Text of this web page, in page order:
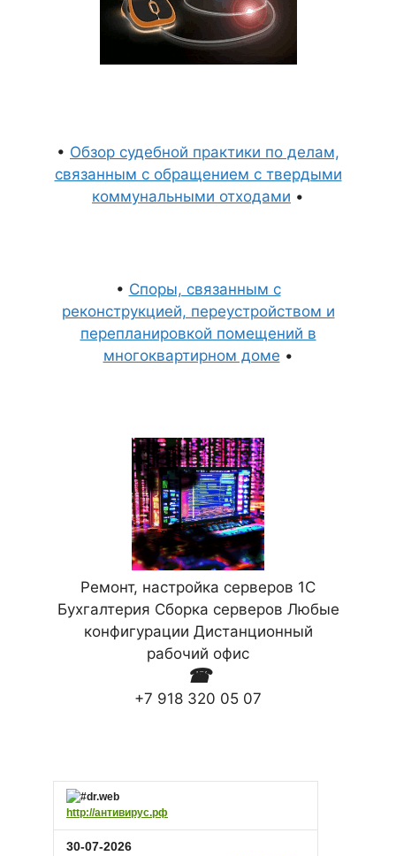
• Обзор судебной практики по делам,
связанным с обращением с твердыми
коммунальными отходами •
• Споры, связанным с
реконструкцией, переустройством и
перепланировкой помещений в
многоквартирном доме •
Ремонт, настройка серверов 1С
Бухгалтерия Сборка серверов Любые
конфигурации Дистанционный
рабочий офис
☎
+7 918 320 05 07
http://антивирус.рф
30-07-2026